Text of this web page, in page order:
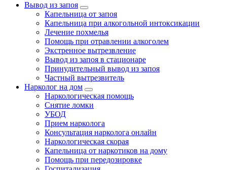
Вывод из запоя
Капельница от запоя
Капельница при алкогольной интоксикации
Лечение похмелья
Помощь при отравлении алкоголем
Экстренное вытрезвление
Вывод из запоя в стационаре
Принудительный вывод из запоя
Частный вытрезвитель
Нарколог на дом
Наркологическая помощь
Снятие ломки
УБОД
Прием нарколога
Консультация нарколога онлайн
Наркологическая скорая
Капельница от наркотиков на дому
Помощь при передозировке